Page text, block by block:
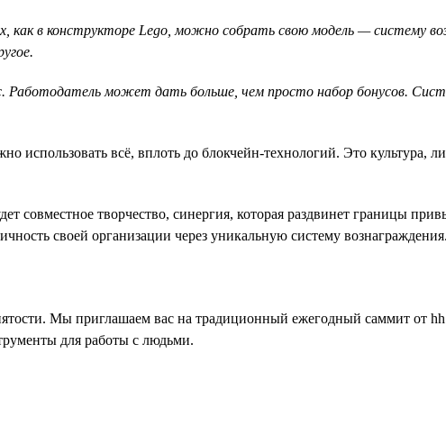
как в конструкторе Lego, можно собрать свою модель — систему
Работодатель может дать больше, чем просто набор бонусов.
всё, вплоть до блокчейн-технологий. Это культура,
творчество, синергия, которая раздвинет границы
своей организации через уникальную систему
Мы приглашаем вас на традиционный ежегодный саммит от
для работы с людьми.